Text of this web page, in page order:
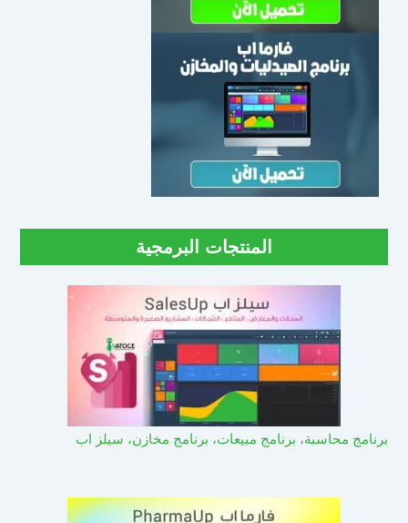
المنتجات البرمجية
برنامج محاسبة، برنامج مبيعات، برنامج مخازن، سيلز اب